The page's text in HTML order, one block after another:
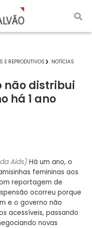
E REPRODUTIVOS NOTÍCIAS
não distribui
há 1 ano
Aids) Há um ano, o
femininas aos
reportagem de
ocorreu porque
e o governo não
acessíveis, passando
novas